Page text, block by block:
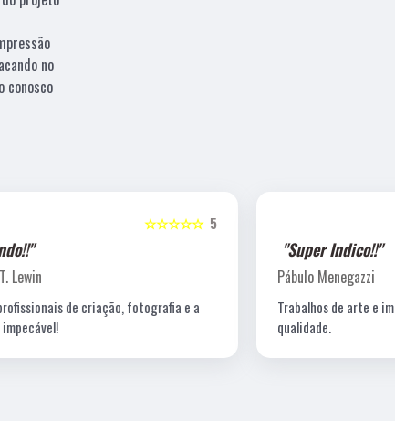
no
conosco
5
☆☆☆☆☆
Lewin
de criação, fotografia e a
"Super Indico!!"
Pábulo Menegazzi
Trabalhos de arte e
qualidade.